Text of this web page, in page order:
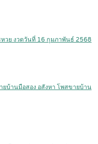
วย งวดวันที่ 16 กุมภาพันธ์ 2568
บ้านมือสอง อสังหา โพสขายบ้าน